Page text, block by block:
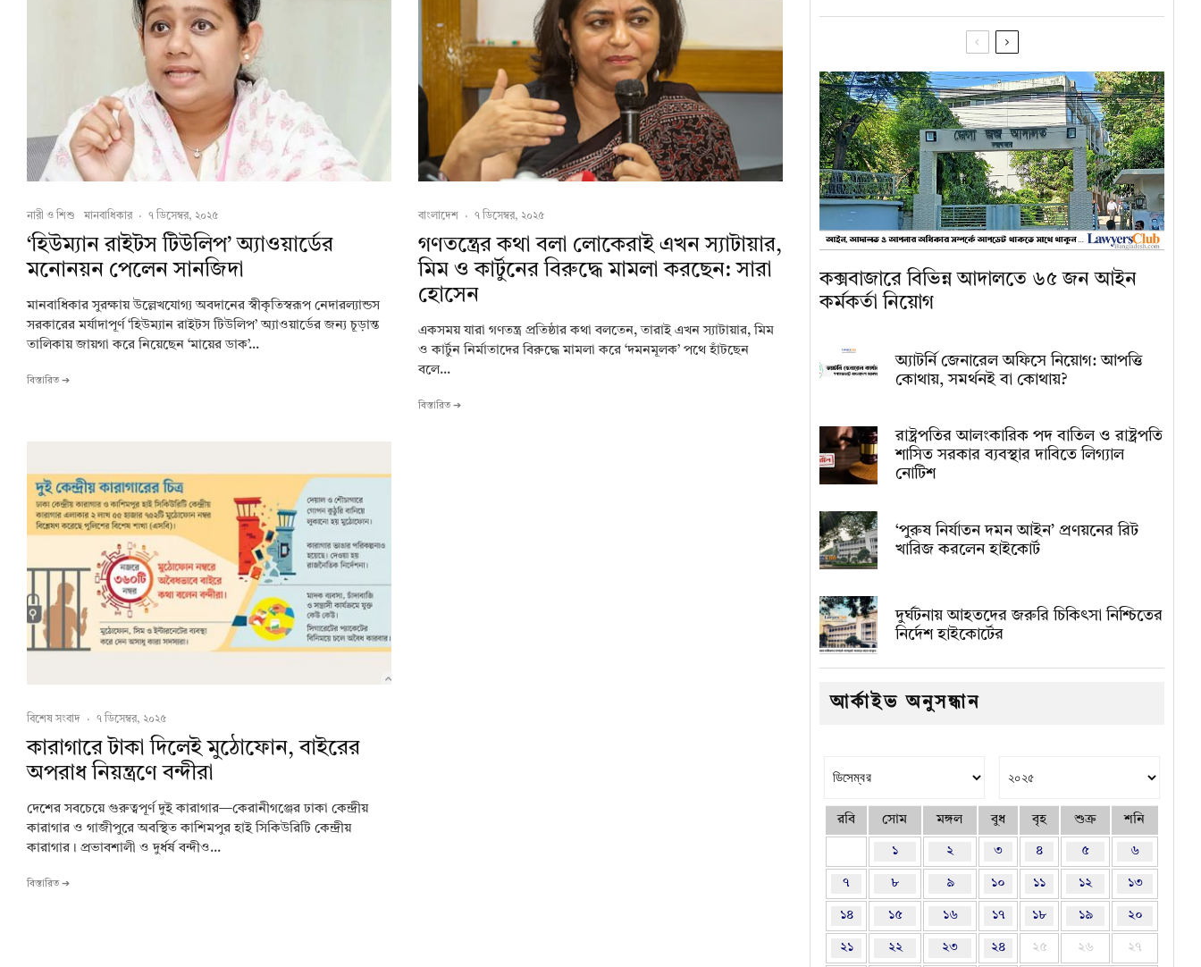
নারী ও শিশু মানবাধিকার · ৭ ডিসেম্বর, ২০২৫
‘হিউম্যান রাইটস টিউলিপ’ অ্যাওয়ার্ডের
মনোনয়ন পেলেন সানজিদা
মানবাধিকার সুরক্ষায় উল্লেখযোগ্য অবদানের স্বীকৃতিস্বরূপ নেদারল্যান্ডস
সরকারের মর্যাদাপূর্ণ ‘হিউম্যান রাইটস টিউলিপ’ অ্যাওয়ার্ডের জন্য চূড়ান্ত
তালিকায় জায়গা করে নিয়েছেন ‘মায়ের ডাক’...
বিস্তারিত ➔
বাংলাদেশ · ৭ ডিসেম্বর, ২০২৫
গণতন্ত্রের কথা বলা লোকেরাই এখন স্যাটায়ার,
মিম ও কার্টুনের বিরুদ্ধে মামলা করছেন: সারা
হোসেন
একসময় যারা গণতন্ত্র প্রতিষ্ঠার কথা বলতেন, তারাই এখন স্যাটায়ার, মিম
ও কার্টুন নির্মাতাদের বিরুদ্ধে মামলা করে ‘দমনমূলক’ পথে হাঁটছেন
বলে...
বিস্তারিত ➔
বিশেষ সংবাদ · ৭ ডিসেম্বর, ২০২৫
কারাগারে টাকা দিলেই মুঠোফোন, বাইরের
অপরাধ নিয়ন্ত্রণে বন্দীরা
দেশের সবচেয়ে গুরুত্বপূর্ণ দুই কারাগার—কেরানীগঞ্জের ঢাকা কেন্দ্রীয়
কারাগার ও গাজীপুরে অবস্থিত কাশিমপুর হাই সিকিউরিটি কেন্দ্রীয়
কারাগার। প্রভাবশালী ও দুর্ধর্ষ বন্দীও...
বিস্তারিত ➔
কক্সবাজারে বিভিন্ন আদালতে ৬৫ জন আইন
কর্মকর্তা নিয়োগ
অ্যাটর্নি জেনারেল অফিসে নিয়োগ: আপত্তি
কোথায়, সমর্থনই বা কোথায়?
রাষ্ট্রপতির আলংকারিক পদ বাতিল ও রাষ্ট্রপতি
শাসিত সরকার ব্যবস্থার দাবিতে লিগ্যাল
নোটিশ
‘পুরুষ নির্যাতন দমন আইন’ প্রণয়নের রিট
খারিজ করলেন হাইকোর্ট
দুর্ঘটনায় আহতদের জরুরি চিকিৎসা নিশ্চিতের
নির্দেশ হাইকোর্টের
আর্কাইভ অনুসন্ধান
রবি সোম মঙ্গল বুধ বৃহ শুক্র শনি
১ ২ ৩ ৪ ৫ ৬
৭ ৮ ৯ ১০ ১১ ১২ ১৩
১৪ ১৫ ১৬ ১৭ ১৮ ১৯ ২০
২১ ২২ ২৩ ২৪ ২৫ ২৬ ২৭